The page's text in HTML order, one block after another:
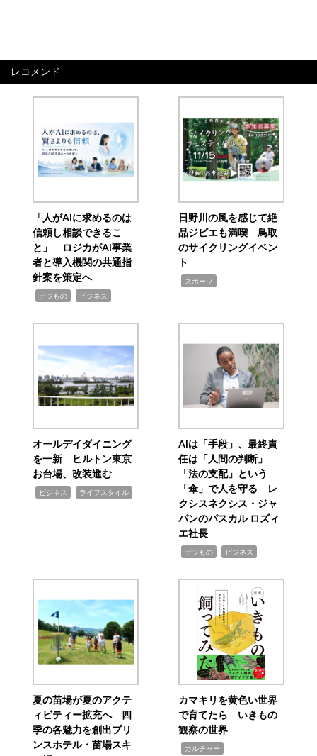
レコメンド
「人がAIに求めるのは
信頼し相談できるこ
と」 ロジカがAI事業
者と導入機関の共通指
針案を策定へ
デジもの ビジネス
日野川の風を感じて絶
品ジビエも満喫 鳥取
のサイクリングイベン
ト
スポーツ
オールデイダイニング
を一新 ヒルトン東京
お台場、改装進む
ビジネス ライフスタイル
AIは「手段」、最終責
任は「人間の判断」
「法の支配」という
「傘」で人を守る レ
クシスネクシス・ジャ
パンのパスカル ロズィ
エ社長
デジもの ビジネス
夏の苗場が夏のアクテ
ィビティー拡充へ 四
季の各魅力を創出プリ
ンスホテル・苗場スキ
カマキリを黄色い世界
で育てたら いきもの
観察の世界
カルチャー